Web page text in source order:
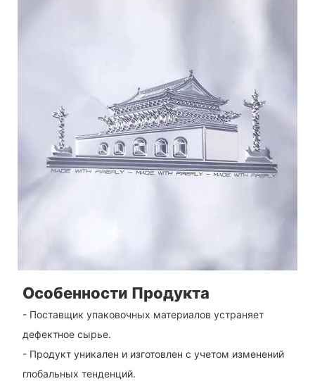
Особенности Продукта
- Поставщик упаковочных материалов устраняет
дефектное сырье.
- Продукт уникален и изготовлен с учетом изменений
глобальных тенденций.